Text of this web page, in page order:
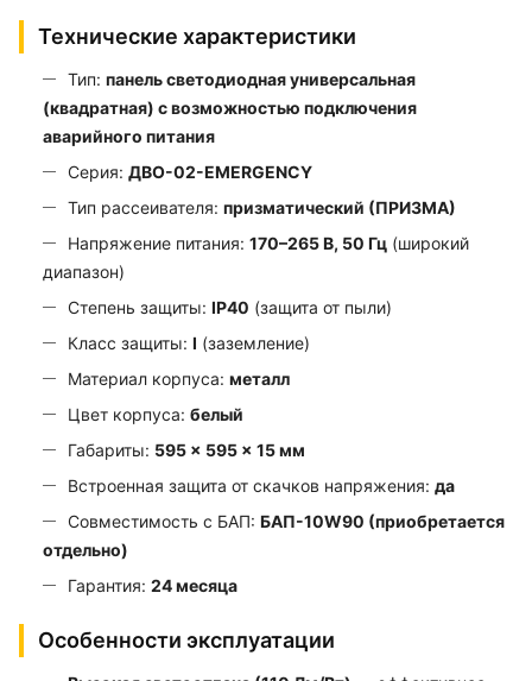
Технические характеристики
Тип: панель светодиодная универсальная
(квадратная) с возможностью подключения
аварийного питания
Серия: ДВО-02-EMERGENCY
Тип рассеивателя: призматический (ПРИЗМА)
Напряжение питания: 170–265 В, 50 Гц (широкий
диапазон)
Степень защиты: IP40 (защита от пыли)
Класс защиты: I (заземление)
Материал корпуса: металл
Цвет корпуса: белый
Габариты: 595 × 595 × 15 мм
Встроенная защита от скачков напряжения: да
Совместимость с БАП: БАП-10W90 (приобретается
отдельно)
Гарантия: 24 месяца
Особенности эксплуатации